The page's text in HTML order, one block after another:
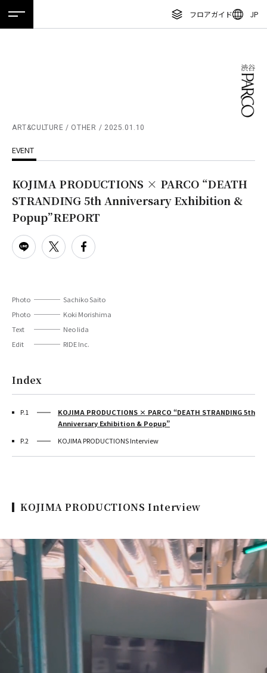
フロアガイド JP
ホーム 特集 ニュース イベント アクセス
ニュース
特集
TAX FREE
DELIVERY SERVICES
リクルート
ENGLISH
ภาษาไทย
日本語
ART&CULTURE / OTHER 2025.01.10
EVENT
KOJIMA PRODUCTIONS × PARCO “DEATH
STRANDING 5th Anniversary Exhibition &
Popup”REPORT
Photo
Sachiko Saito
Photo
Koki Morishima
Text
Neo Iida
Edit
RIDE Inc.
Index
P.1
KOJIMA PRODUCTIONS × PARCO “DEATH STRANDING 5th
Anniversary Exhibition & Popup”
P.2
KOJIMA PRODUCTIONS Interview
KOJIMA PRODUCTIONS Interview